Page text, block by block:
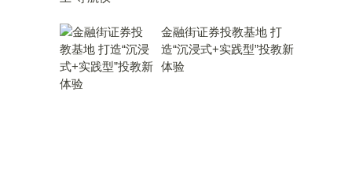
金融街证券投教基地 打
造“沉浸式+实践型”投教新
体验